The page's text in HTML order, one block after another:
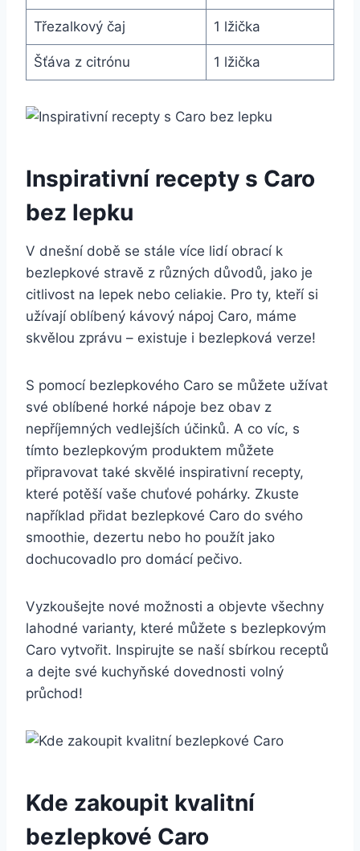
Třezalkový čaj 1 lžička
Šťáva z citrónu 1 lžička
Inspirativní recepty s Caro
bez lepku
V dnešní době se stále více lidí obrací k
bezlepkové stravě z různých důvodů, jako je
citlivost na lepek nebo celiakie. Pro ty, kteří si
užívají oblíbený kávový nápoj Caro, máme
skvělou zprávu – existuje i bezlepková verze!
S pomocí bezlepkového Caro se můžete užívat
své oblíbené horké nápoje bez obav z
nepříjemných vedlejších účinků. A co víc, s
tímto bezlepkovým produktem můžete
připravovat také skvělé inspirativní recepty,
které potěší vaše chuťové pohárky. Zkuste
například přidat bezlepkové Caro do svého
smoothie, dezertu nebo ho použít jako
dochucovadlo pro domácí pečivo.
Vyzkoušejte nové možnosti a objevte všechny
lahodné varianty, které můžete s bezlepkovým
Caro vytvořit. Inspirujte se naší sbírkou receptů
a dejte své kuchyňské dovednosti volný
průchod!
Kde zakoupit kvalitní
bezlepkové Caro